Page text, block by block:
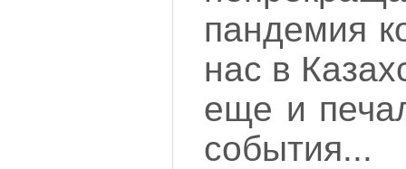
пандемия
нас в
еще и
события...